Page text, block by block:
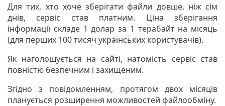
Для тих, хто хоче зберігати файли довше, ніж сім
днів, сервіс став платним. Ціна зберігання
інформації складе 1 долар за 1 терабайт на місяць
(для перших 100 тисяч українських користувачів).
Як наголошується на сайті, натомість сервіс став
повністю безпечним і захищеним.
Згідно з повідомленням, протягом двох місяців
планується розширення можливостей файлообміну.